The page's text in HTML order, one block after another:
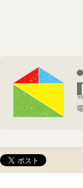
新規着工情報
2026年5月14日(木)
新規着工情報